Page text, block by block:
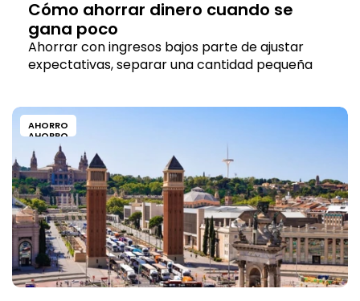
Cómo ahorrar dinero cuando se
gana poco
Ahorrar con ingresos bajos parte de ajustar
expectativas, separar una cantidad pequeña
AHORRO
AHORRO